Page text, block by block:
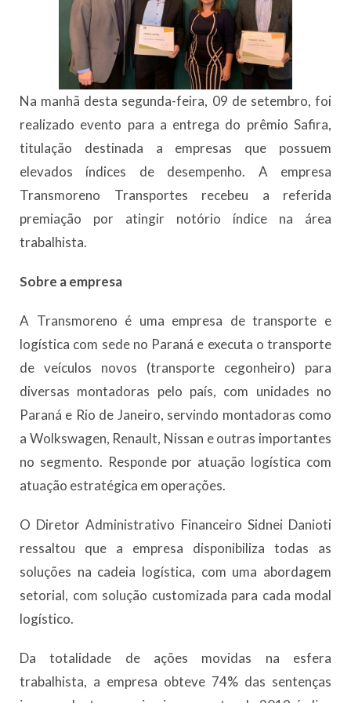
Na manhã desta segunda-feira, 09 de setembro, foi
realizado evento para a entrega do prêmio Safira,
titulação destinada a empresas que possuem
elevados índices de desempenho. A empresa
Transmoreno Transportes recebeu a referida
premiação por atingir notório índice na área
trabalhista.
Sobre a empresa
A Transmoreno é uma empresa de transporte e
logística com sede no Paraná e executa o transporte
de veículos novos (transporte cegonheiro) para
diversas montadoras pelo país, com unidades no
Paraná e Rio de Janeiro, servindo montadoras como
a Wolkswagen, Renault, Nissan e outras importantes
no segmento. Responde por atuação logística com
atuação estratégica em operações.
O Diretor Administrativo Financeiro Sidnei Danioti
ressaltou que a empresa disponibiliza todas as
soluções na cadeia logística, com uma abordagem
setorial, com solução customizada para cada modal
logístico.
Da totalidade de ações movidas na esfera
trabalhista, a empresa obteve 74% das sentenças